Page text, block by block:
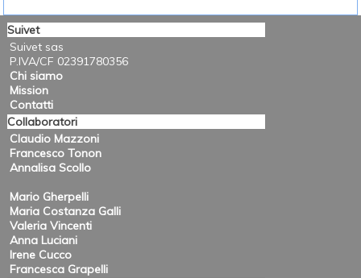
Suivet
Suivet sas
P.IVA/CF 02391780356
Chi siamo
Mission
Contatti
Collaboratori
Claudio Mazzoni
Francesco Tonon
Annalisa Scollo
Mario Gherpelli
Maria Costanza Galli
Valeria Vincenti
Anna Luciani
Irene Cucco
Francesca Grapelli